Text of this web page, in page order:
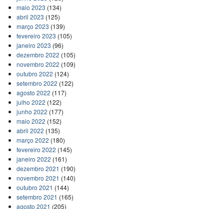
maio 2023 (134)
abril 2023 (125)
março 2023 (139)
fevereiro 2023 (105)
janeiro 2023 (96)
dezembro 2022 (105)
novembro 2022 (109)
outubro 2022 (124)
setembro 2022 (122)
agosto 2022 (117)
julho 2022 (122)
junho 2022 (177)
maio 2022 (152)
abril 2022 (135)
março 2022 (180)
fevereiro 2022 (145)
janeiro 2022 (161)
dezembro 2021 (190)
novembro 2021 (140)
outubro 2021 (144)
setembro 2021 (165)
agosto 2021 (205)